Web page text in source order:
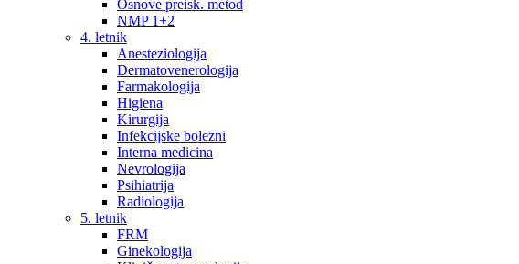
Osnove preisk. metod
NMP 1+2
4. letnik
Anesteziologija
Dermatovenerologija
Farmakologija
Higiena
Kirurgija
Infekcijske bolezni
Interna medicina
Nevrologija
Psihiatrija
Radiologija
5. letnik
FRM
Ginekologija